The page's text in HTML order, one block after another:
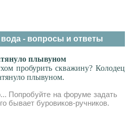
- вопросы и ответы
плывуном
пробурить скважину? Колодец
плывуном.
Попробуйте на форуме задать
бывает буровиков-ручников.